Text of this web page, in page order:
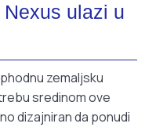
ulazi u
zemaljsku
sredinom ove
dizajniran da ponudi